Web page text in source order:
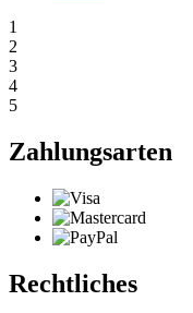
1
2
3
4
5
Zahlungsarten
Rechtliches